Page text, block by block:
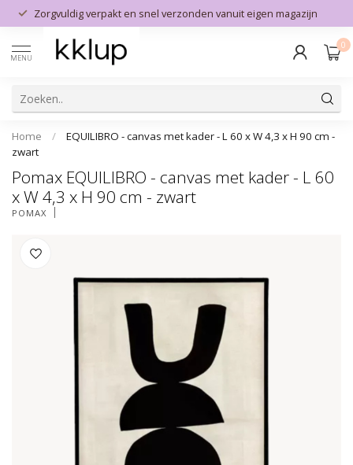
Zorgvuldig verpakt en snel verzonden vanuit eigen magazijn
MENU
0
Home /
EQUILIBRO - canvas met kader - L 60 x W 4,3 x H 90 cm -
zwart
Pomax EQUILIBRO - canvas met kader - L 60
x W 4,3 x H 90 cm - zwart
POMAX